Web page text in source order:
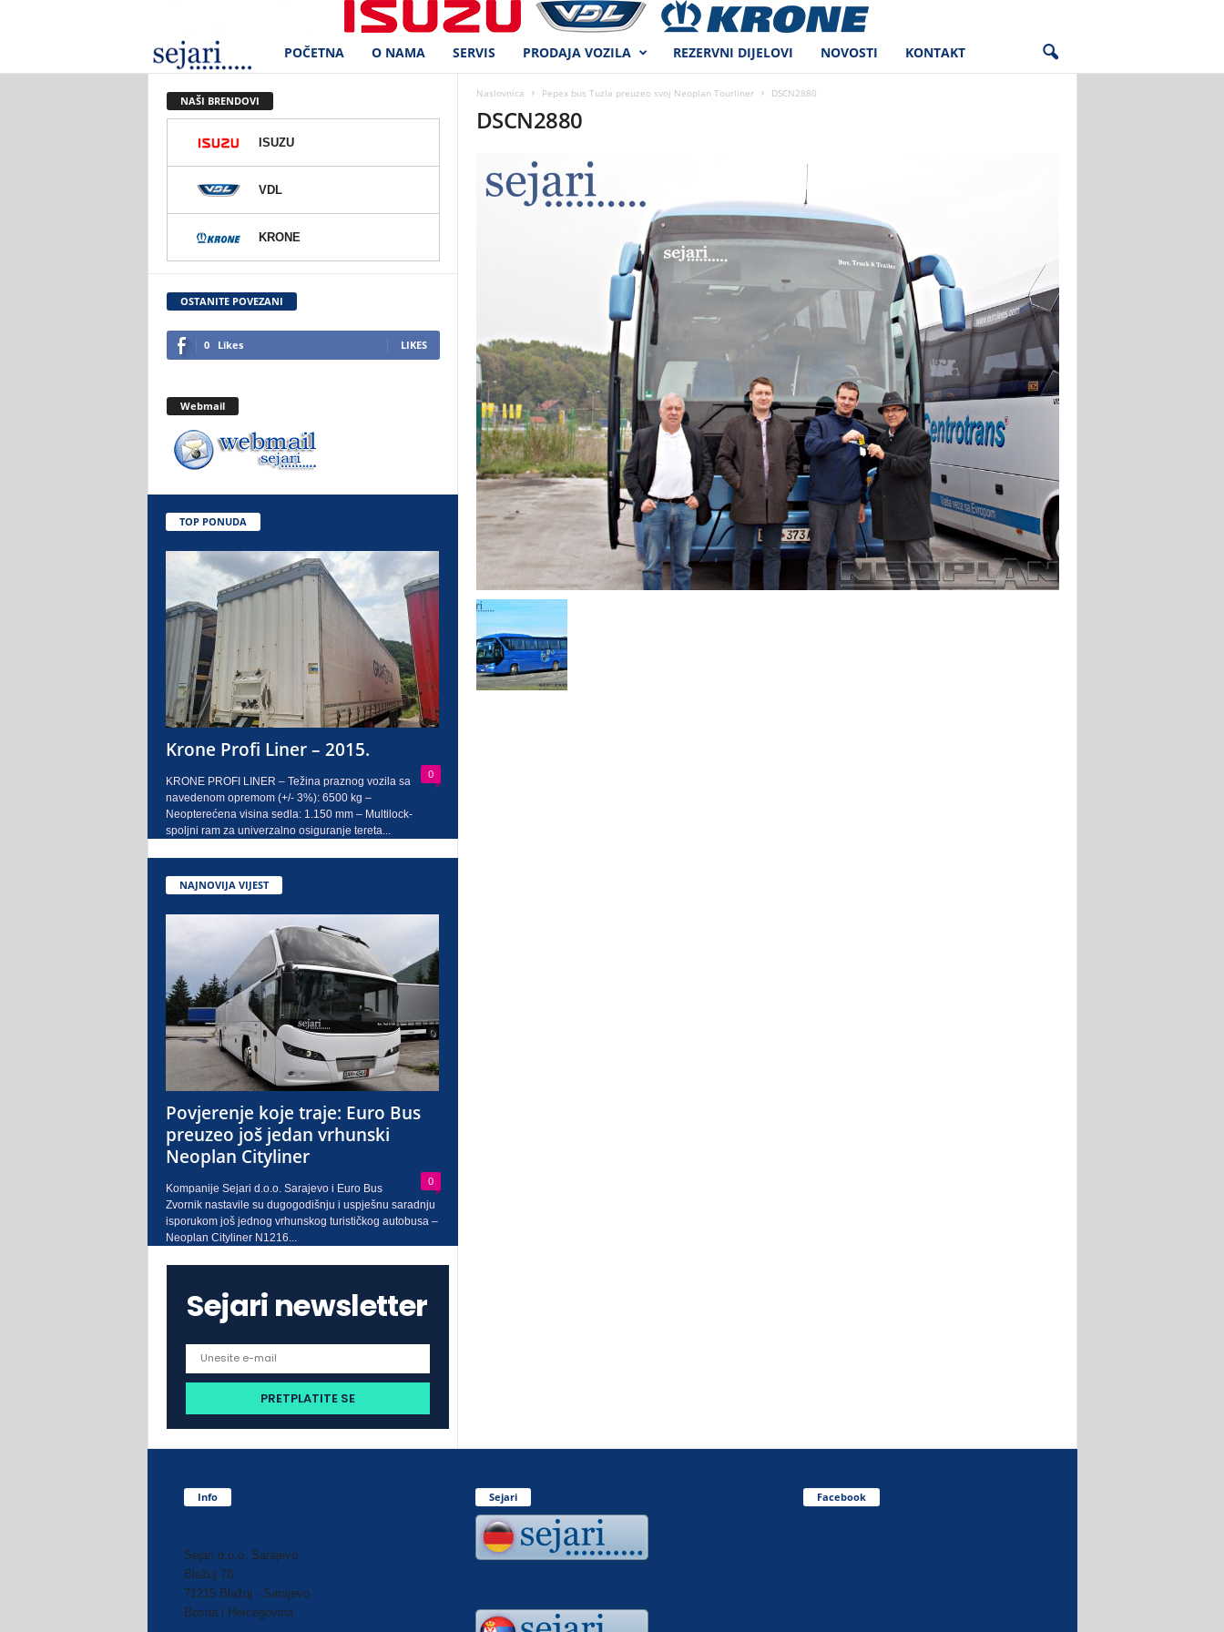
e
r
d
.
o
.
a
j
o
POČETNA O NAMA SERVIS PRODAJA VOZILA REZERVNI DIJELOVI NOVOSTI KONTAKT
Naslovnica Pepex bus Tuzla preuzeo svoj Neoplan Tourliner DSCN2880
DSCN2880
NAŠI BRENDOVI
ISUZU
VDL
KRONE
OSTANITE POVEZANI
0 Likes LIKES
Webmail
TOP PONUDA
Krone Profi Liner – 2015.
0
KRONE PROFI LINER – Težina praznog vozila sa
navedenom opremom (+/- 3%): 6500 kg –
Neopterećena visina sedla: 1.150 mm – Multilock-
spoljni ram za univerzalno osiguranje tereta...
NAJNOVIJA VIJEST
Povjerenje koje traje: Euro Bus
preuzeo još jedan vrhunski
Neoplan Cityliner
0
Kompanije Sejari d.o.o. Sarajevo i Euro Bus
Zvornik nastavile su dugogodišnju i uspješnu saradnju
isporukom još jednog vrhunskog turističkog autobusa –
Neoplan Cityliner N1216...
Sejari newsletter
Info
Sejari d.o.o. Sarajevo
Blažuj 78,
71215 Blažuj - Sarajevo
Bosna i Hercegovina
Sejari Facebook